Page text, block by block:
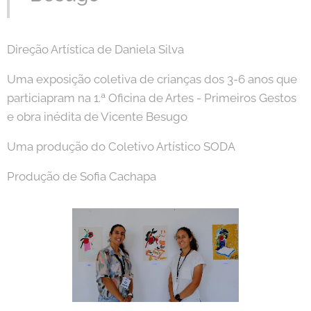
Direção Artística de Daniela Silva
Uma exposição coletiva de crianças dos 3-6 anos que
particiapram na 1.ª Oficina de Artes - Primeiros Gestos
e obra inédita de Vicente Besugo
Uma produção do Coletivo Artístico SODA
Produção de Sofia Cachapa